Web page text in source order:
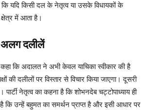
कि यदि किसी दल के नेतृत्व या उसके विधायकों के
में आता है।
अलग दलीलें
कि अदालत ने अभी केवल याचिका स्वीकार की है
दलीलों पर विस्तार से विचार किया जाएगा। दूसरी
नेतृत्व का कहना है कि शोभनदेब चट्टोपाध्याय ही
है कि उन्हें बहुमत का समर्थन प्राप्त है और इसी आधार पर